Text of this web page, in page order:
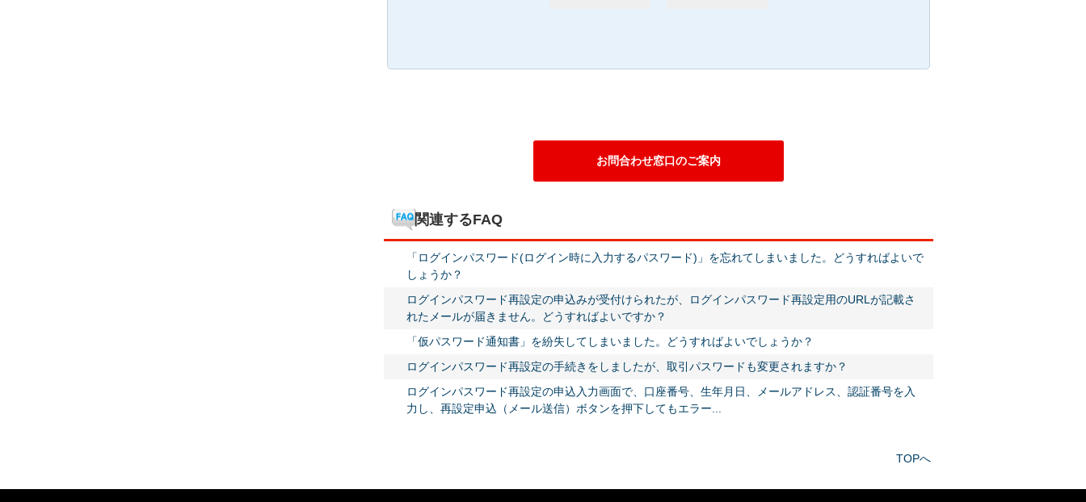
お問合わせ窓口のご案内
関連するFAQ
「ログインパスワード(ログイン時に入力するパスワード)」を忘れてしまいました。どうすればよいで
しょうか？
ログインパスワード再設定の申込みが受付けられたが、ログインパスワード再設定用のURLが記載さ
れたメールが届きません。どうすればよいですか？
「仮パスワード通知書」を紛失してしまいました。どうすればよいでしょうか？
ログインパスワード再設定の手続きをしましたが、取引パスワードも変更されますか？
ログインパスワード再設定の申込入力画面で、口座番号、生年月日、メールアドレス、認証番号を入
力し、再設定申込（メール送信）ボタンを押下してもエラー...
TOPへ